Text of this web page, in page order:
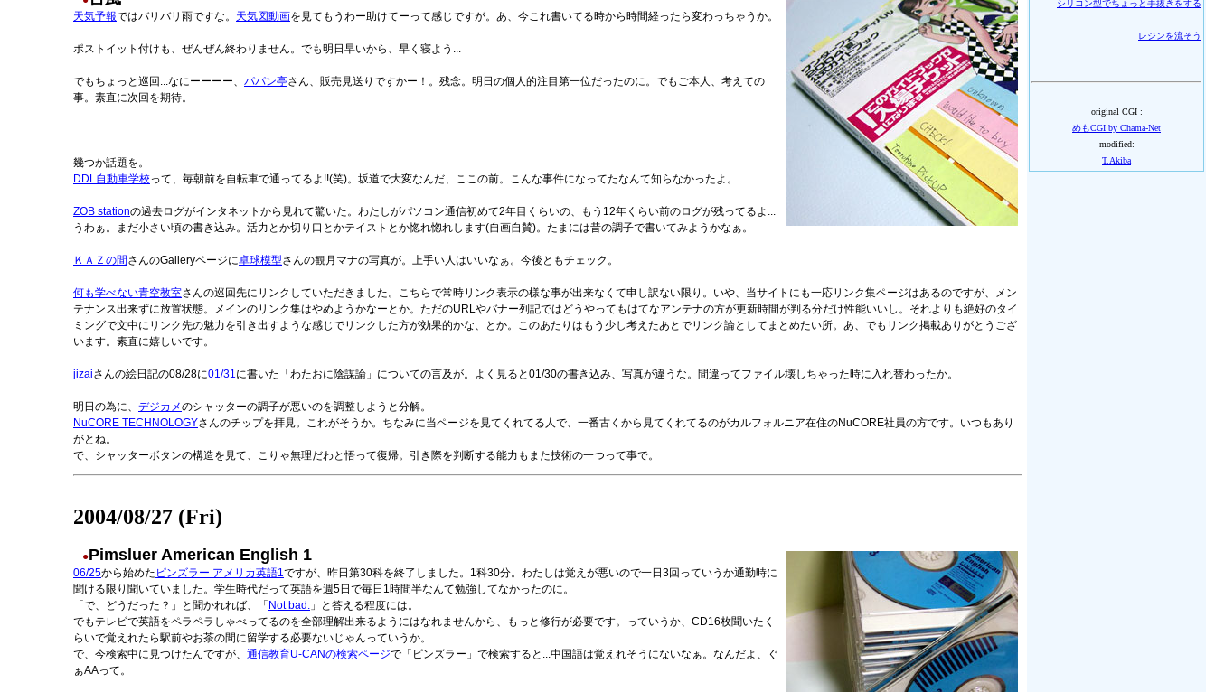
天気予報ではバリバリ雨ですな。 天気図動画を見てもうわー助けてーって感じですが。あ、今これ書いてる時から時間経ったら変わっちゃうか。
ポストイット付けも、ぜんぜん終わりません。でも明日早いから、早く寝よう...
でもちょっと巡回...なにーーーー、 パパン亭さん、販売見送りですかー！。残念。明日の個人的注目第一位だったのに。でもご本人、考えての
事。素直に次回を期待。
幾つか話題を。
DDL自動車学校って、毎朝前を自転車で通ってるよ!!(笑)。坂道で大変なんだ、ここの前。こんな事件になってたなんて知らなかったよ。
ZOB stationの過去ログがインタネットから見れて驚いた。わたしがパソコン通信初めて2年目くらいの、もう12年くらい前のログが残ってるよ...
うわぁ。まだ小さい頃の書き込み。活力とか切り口とかテイストとか惚れ惚れします(自画自賛)。たまには昔の調子で書いてみようかなぁ。
ＫＡＺの間さんのGalleryページに卓球模型さんの観月マナの写真が。上手い人はいいなぁ。今後ともチェック。
何も学べない青空教室さんの巡回先にリンクしていただきました。こちらで常時リンク表示の様な事が出来なくて申し訳ない限り。いや、当サイトにも一応リンク集ページはあるのですが、メン
テナンス出来ずに放置状態。メインのリンク集はやめようかなーとか。ただのURLやバナー列記ではどうやってもはてなアンテナの方が更新時間が判る分だけ性能いいし。それよりも絶好のタイ
ミングで文中にリンク先の魅力を引き出すような感じでリンクした方が効果的かな、とか。このあたりはもう少し考えたあとでリンク論としてまとめたい所。あ、でもリンク掲載ありがとうござ
います。素直に嬉しいです。
jizaiさんの絵日記の08/28に01/31に書いた「わたおに陰謀論」についての言及が。よく見ると01/30の書き込み、写真が違うな。間違ってファイル壊しちゃった時に入れ替わったか。
明日の為に、 デジカメのシャッターの調子が悪いのを調整しようと分解。
NuCORE TECHNOLOGYさんのチップを拝見。これがそうか。ちなみに当ページを見てくれてる人で、一番古くから見てくれてるのがカルフォルニア在住のNuCORE社員の方です。いつもあり
がとね。
で、シャッターボタンの構造を見て、こりゃ無理だわと悟って復帰。引き際を判断する能力もまた技術の一つって事で。
2004/08/27 (Fri)
●Pimsluer American English 1
06/25から始めた ピンズラー アメリカ英語1ですが、昨日第30科を終了しました。1科30分。わたしは覚えが悪いので一日3回っていうか通勤時に
聞ける限り聞いていました。学生時代だって英語を週5日で毎日1時間半なんて勉強してなかったのに。
「で、どうだった？」と聞かれれば、「 Not bad. 」と答える程度には。
でもテレビで英語をペラペラしゃべってるのを全部理解出来るようにはなれませんから、もっと修行が必要です。っていうか、CD16枚聞いたく
らいで覚えれたら駅前やお茶の間に留学する必要ないじゃんっていうか。
で、今検索中に見つけたんですが、 通信教育U-CANの検索ページで「ピンズラー」で検索すると...中国語は覚えれそうにないなぁ。なんだよ、ぐ
ぁAAって。
シリコン型でちょっと手抜きをする
レジンを流そう
original CGI :
めもCGI by Chama-Net
modified:
T.Akiba